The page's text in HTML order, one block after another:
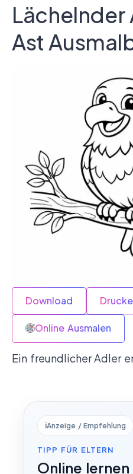
Lächelnder
Ast
Download
Online Ausmalen
Ein freundlicher Adler
ℹ️Anzeige / Empfehlung
TIPP FÜR ELTERN
Online